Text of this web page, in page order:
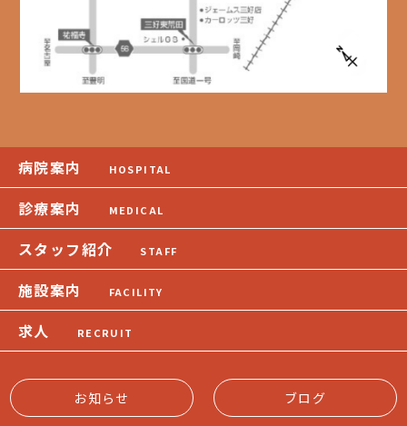
TEL：(0561)34-3355
FAX：(0561)33-5252
病院案内 HOSPITAL
診療案内 MEDICAL
スタッフ紹介 STAFF
施設案内 FACILITY
求人 RECRUIT
お知らせ ブログ